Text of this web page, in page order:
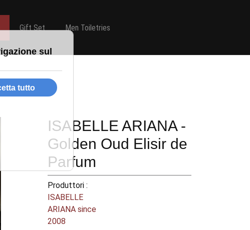
Gift Set Men Toiletries
ISABELLE ARIANA -
Golden Oud Elisir de
Parfum
Produttori :
ISABELLE
ARIANA since
2008